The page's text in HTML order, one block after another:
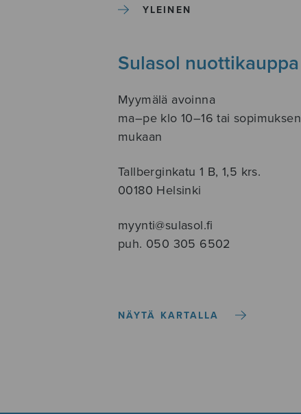
YLEINEN
Sulasol nuottikauppa
Myymälä avoinna
ma–pe klo 10–16 tai sopimuksen
mukaan
Tallberginkatu 1 B, 1,5 krs.
00180 Helsinki
myynti@sulasol.fi
puh. 050 305 6502
NÄYTÄ KARTALLA